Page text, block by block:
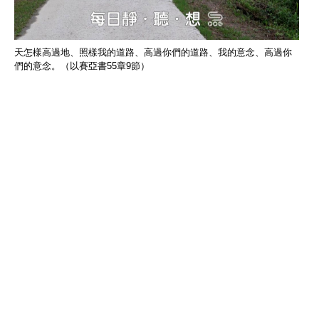
天怎樣高過地、照樣我的道路、高過你們的道路、我的意念、高過你
們的意念。（以賽亞書55章9節）